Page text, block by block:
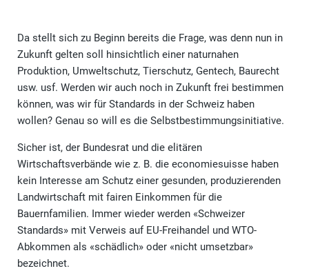
Da stellt sich zu Beginn bereits die Frage, was denn nun in
Zukunft gelten soll hinsichtlich einer naturnahen
Produktion, Umweltschutz, Tierschutz, Gentech, Baurecht
usw. usf. Werden wir auch noch in Zukunft frei bestimmen
können, was wir für Standards in der Schweiz haben
wollen? Genau so will es die Selbstbestimmungsinitiative.
Sicher ist, der Bundesrat und die elitären
Wirtschaftsverbände wie z. B. die economiesuisse haben
kein Interesse am Schutz einer gesunden, produzierenden
Landwirtschaft mit fairen Einkommen für die
Bauernfamilien. Immer wieder werden «Schweizer
Standards» mit Verweis auf EU-Freihandel und WTO-
Abkommen als «schädlich» oder «nicht umsetzbar»
bezeichnet.